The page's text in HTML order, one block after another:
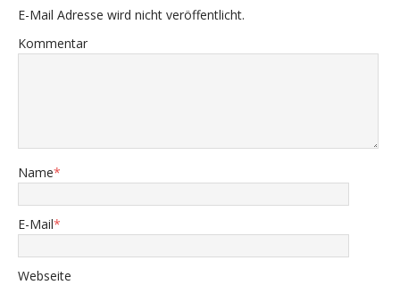
E-Mail Adresse wird nicht veröffentlicht.
Kommentar
Name*
E-Mail*
Webseite